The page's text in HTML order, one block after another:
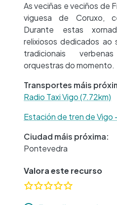
As veciñas e veciños de
viguesa de Coruxo,
Durante estas
relixiosos dedicados
tradicionais
orquestras do momento.
Transportes máis
Radio Taxi Vigo (7.72km)
Estación de tren de Vigo
Ciudad máis próxima:
Pontevedra
Valora este recurso